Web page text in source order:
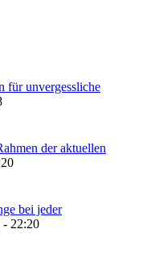
für unvergessliche
der aktuellen
bei jeder
- 22:20